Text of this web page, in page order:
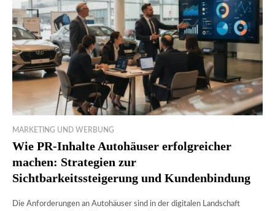
MARKETING UND WERBUNG
Wie PR-Inhalte Autohäuser erfolgreicher
machen: Strategien zur
Sichtbarkeitssteigerung und Kundenbindung
Die Anforderungen an Autohäuser sind in der digitalen Landschaft